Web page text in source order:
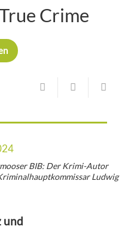
Crime
BIB: Der Krimi-Autor
Ludwig
und